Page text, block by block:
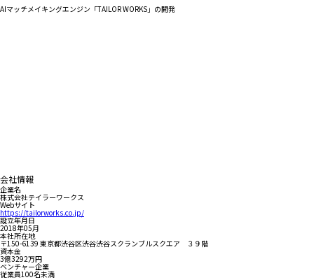
AIマッチメイキングエンジン「TAILOR WORKS」の開発
会社情報
企業名
株式会社テイラーワークス
Webサイト
https://tailorworks.co.jp/
設立年月日
2018年05月
本社所在地
〒150-6139 東京都渋谷区渋谷渋谷スクランブルスクエア ３９階
資本金
3億3292万円
ベンチャー企業
従業員100名未満